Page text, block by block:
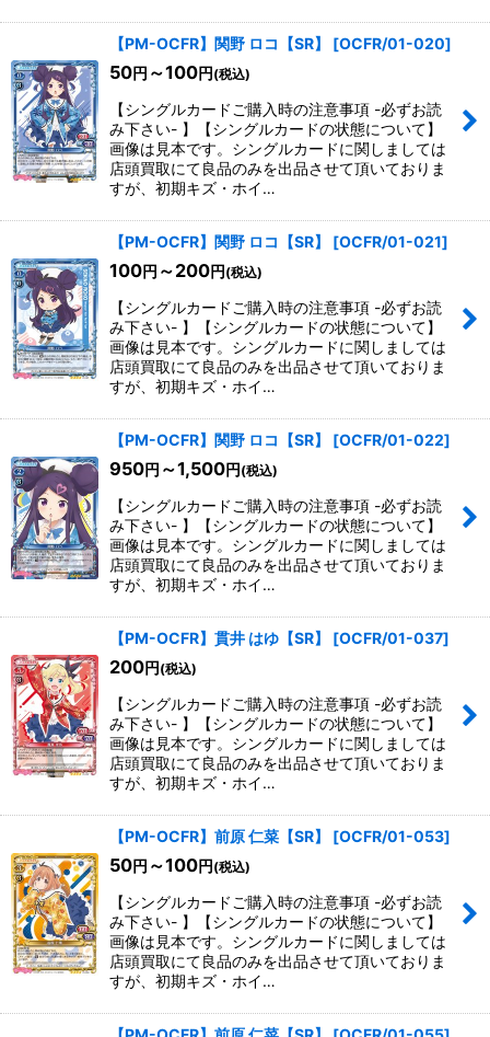
【PM-OCFR】関野 ロコ【SR】 [OCFR/01-020]
50円 ～100円 (税込)
【シングルカードご購入時の注意事項 -必ずお読
み下さい- 】【シングルカードの状態について】
画像は見本です。シングルカードに関しましては
店頭買取にて良品のみを出品させて頂いておりま
すが、初期キズ・ホイ…
【PM-OCFR】関野 ロコ【SR】 [OCFR/01-021]
100円 ～200円 (税込)
【シングルカードご購入時の注意事項 -必ずお読
み下さい- 】【シングルカードの状態について】
画像は見本です。シングルカードに関しましては
店頭買取にて良品のみを出品させて頂いておりま
すが、初期キズ・ホイ…
【PM-OCFR】関野 ロコ【SR】 [OCFR/01-022]
950円 ～1,500円 (税込)
【シングルカードご購入時の注意事項 -必ずお読
み下さい- 】【シングルカードの状態について】
画像は見本です。シングルカードに関しましては
店頭買取にて良品のみを出品させて頂いておりま
すが、初期キズ・ホイ…
【PM-OCFR】貫井 はゆ【SR】 [OCFR/01-037]
200円 (税込)
【シングルカードご購入時の注意事項 -必ずお読
み下さい- 】【シングルカードの状態について】
画像は見本です。シングルカードに関しましては
店頭買取にて良品のみを出品させて頂いておりま
すが、初期キズ・ホイ…
【PM-OCFR】前原 仁菜【SR】 [OCFR/01-053]
50円 ～100円 (税込)
【シングルカードご購入時の注意事項 -必ずお読
み下さい- 】【シングルカードの状態について】
画像は見本です。シングルカードに関しましては
店頭買取にて良品のみを出品させて頂いておりま
すが、初期キズ・ホイ…